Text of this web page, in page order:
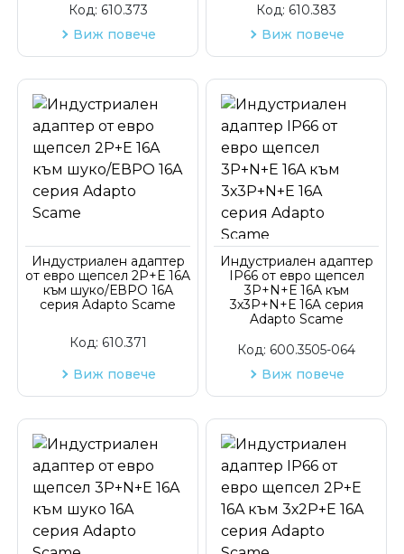
Код: 610.373
Виж повече
Код: 610.383
Виж повече
Индустриален адаптер
от евро щепсел 2P+Е 16A
към шуко/ЕВРО 16A
серия Adapto Scame
Код: 610.371
Виж повече
Индустриален адаптер
IP66 от евро щепсел
3P+N+Е 16A към
3х3P+N+Е 16A серия
Adapto Scame
Код: 600.3505-064
Виж повече